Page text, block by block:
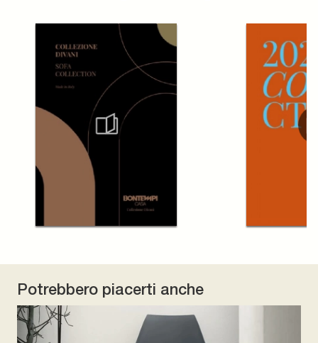
Potrebbero piacerti anche